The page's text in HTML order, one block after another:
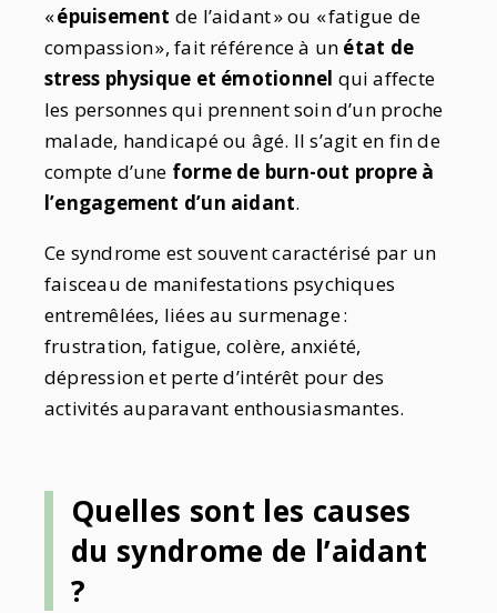
«épuisement de l’aidant » ou « fatigue de
compassion », fait référence à un état de
stress physique et émotionnel qui affecte
les personnes qui prennent soin d’un proche
malade, handicapé ou âgé. Il s’agit en fin de
compte d’une forme de burn-out propre à
l’engagement d’un aidant.
Ce syndrome est souvent caractérisé par un
faisceau de manifestations psychiques
entremêlées, liées au surmenage :
frustration, fatigue, colère, anxiété,
dépression et perte d’intérêt pour des
activités auparavant enthousiasmantes.
Quelles sont les causes
du syndrome de l’aidant
?